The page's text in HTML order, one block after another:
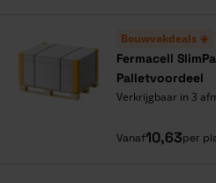
Bouwvakdeals ☀️
Fermacell
Palletvoordeel
Verkrijgbaar in 3
Vanaf10,63per